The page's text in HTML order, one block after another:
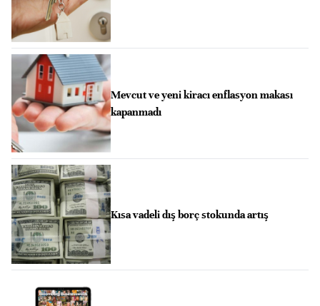
Mevcut ve yeni kiracı enflasyon makası
kapanmadı
Kısa vadeli dış borç stokunda artış